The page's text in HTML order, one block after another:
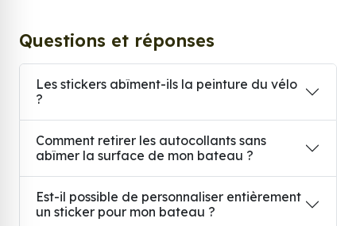
Questions et réponses
Les stickers abîment-ils la peinture du vélo
?
Comment retirer les autocollants sans
abîmer la surface de mon bateau ?
Est-il possible de personnaliser entièrement
un sticker pour mon bateau ?